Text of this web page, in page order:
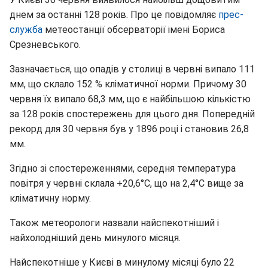
днем за останні 128 років. Про це повідомляє прес-
служба метеостанції обсерваторії імені Бориса
Срезневського.
Зазначається, що опадів у столиці в червні випало 111
мм, що склало 152 % кліматичної норми. Причому 30
червня їх випало 68,3 мм, що є найбільшою кількістю
за 128 років спостережень для цього дня. Попередній
рекорд для 30 червня був у 1896 році і становив 26,8
мм.
Згідно зі спостереженнями, середня температура
повітря у червні склала +20,6°С, що на 2,4°С вище за
кліматичну норму.
Також метеорологи назвали найспекотніший і
найхолодніший день минулого місяця.
Найспекотніше у Києві в минулому місяці було 22